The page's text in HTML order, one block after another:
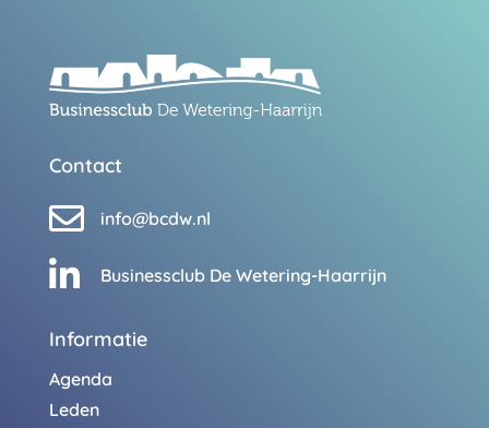
Contact
 info@bcdw.nl
 Businessclub De Wetering-Haarrijn
Informatie
Agenda
Leden